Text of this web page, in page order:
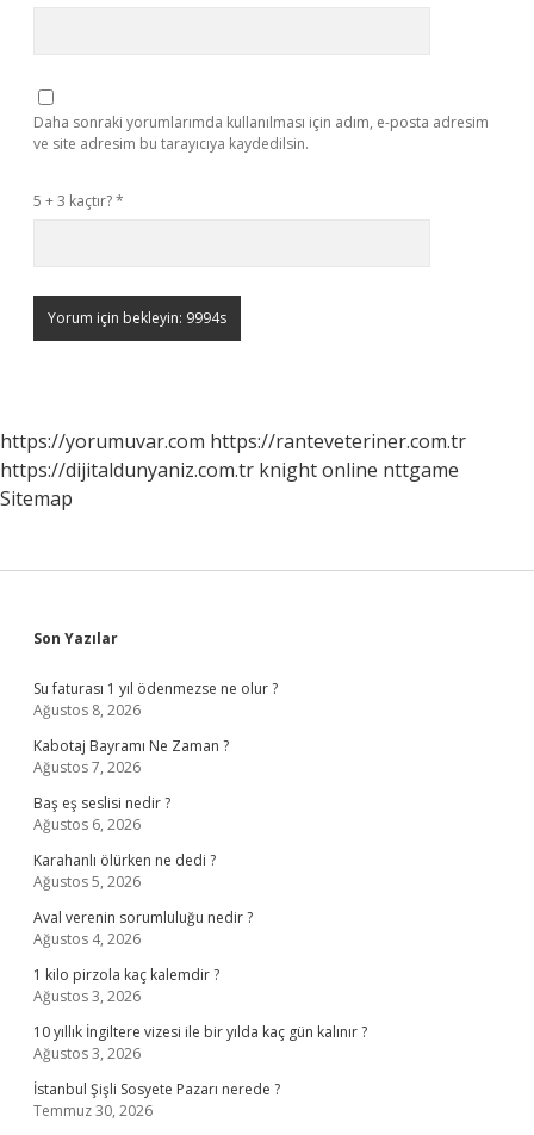
Daha sonraki yorumlarımda kullanılması için adım, e-posta adresim
ve site adresim bu tarayıcıya kaydedilsin.
5 + 3 kaçtır?*
https://yorumuvar.com https://ranteveteriner.com.tr
https://dijitaldunyaniz.com.tr knight online nttgame
Sitemap
Sidebar
Son Yazılar
Su faturası 1 yıl ödenmezse ne olur ?
Ağustos 8, 2026
Kabotaj Bayramı Ne Zaman ?
Ağustos 7, 2026
Baş eş seslisi nedir ?
Ağustos 6, 2026
Karahanlı ölürken ne dedi ?
Ağustos 5, 2026
Aval verenin sorumluluğu nedir ?
Ağustos 4, 2026
1 kilo pirzola kaç kalemdir ?
Ağustos 3, 2026
10 yıllık İngiltere vizesi ile bir yılda kaç gün kalınır ?
Ağustos 3, 2026
İstanbul Şişli Sosyete Pazarı nerede ?
Temmuz 30, 2026